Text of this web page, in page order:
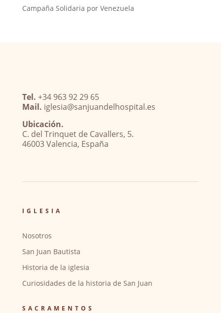
Campaña Solidaria por Venezuela
Tel. +34 963 92 29 65
Mail. iglesia@sanjuandelhospital.es
Ubicación.
C. del Trinquet de Cavallers, 5.
46003 Valencia, España
IGLESIA
Nosotros
San Juan Bautista
Historia de la iglesia
Curiosidades de la historia de San Juan
SACRAMENTOS